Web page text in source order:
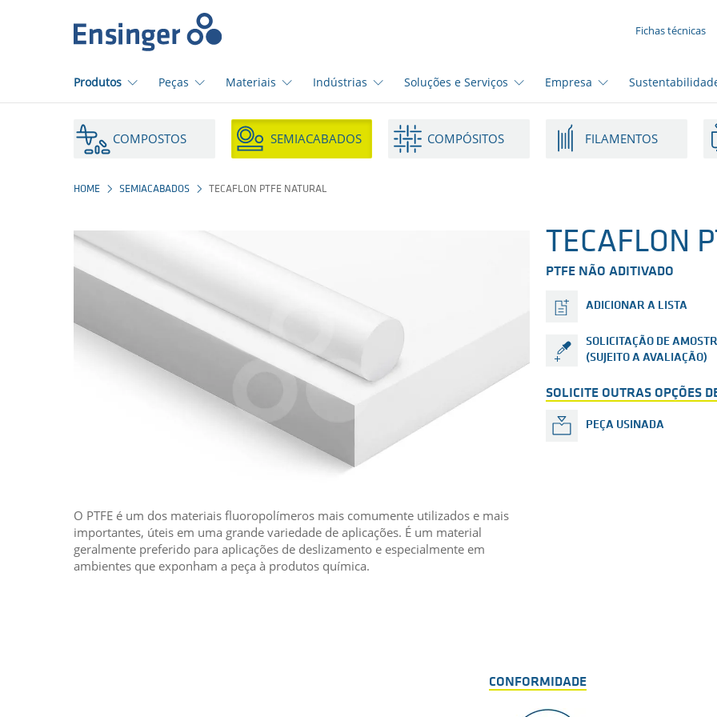
Fichas técnicas
Produtos Peças Materiais Indústrias Soluções e Serviços Empresa
COMPOSTOS SEMIACABADOS COMPÓSITOS FILAMENTOS
HOME SEMIACABADOS TECAFLON PTFE NATURAL
TECAFLON
PTFE NÃO ADITIVADO
ADICIONAR A LISTA
SOLICITAÇÃO DE
(SUJEITO A AVALIAÇÃO)
SOLICITE OUTRAS OPÇÕES
PEÇA USINADA
O PTFE é um dos materiais fluoropolímeros mais comumente utilizados e mais
importantes, úteis em uma grande variedade de aplicações. É um material
geralmente preferido para aplicações de deslizamento e especialmente em
ambientes que exponham a peça à produtos química.
CONFORMIDADE